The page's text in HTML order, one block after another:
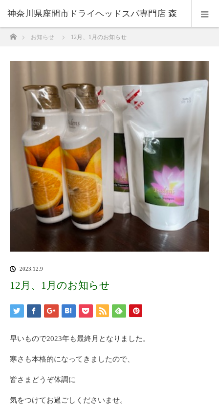
神奈川県座間市ドライヘッドスパ専門店 森
のおと
ホームお知らせ 12月、1月のお知らせ
2023.12.9
12月、1月のお知らせ
早いもので2023年も最終月となりました。
寒さも本格的になってきましたので、
皆さまどうぞ体調に
気をつけてお過ごしくださいませ。